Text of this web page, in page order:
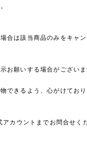
合は該当商品のみをキャン
お願いする場合がございま
できるよう、心がけており
カウントまでお問合せく